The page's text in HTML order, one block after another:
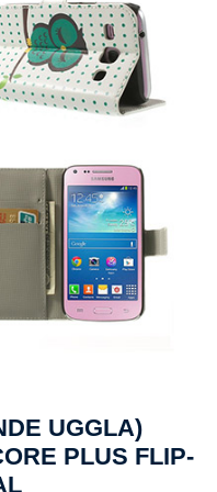
UGGLA)
PLUS FLIP-